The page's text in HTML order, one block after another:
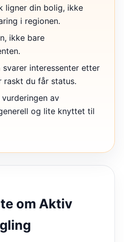
ligner din bolig, ikke
i regionen.
ikke bare
svarer interessenter etter
raskt du får status.
av
og lite knyttet til
om Aktiv